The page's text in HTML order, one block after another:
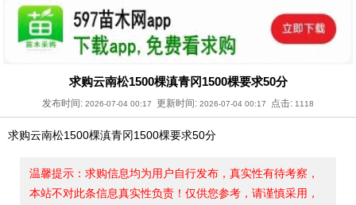
求购云南松1500棵滇青冈1500棵要求50分
发布时间: 2026-07-04 00:17 更新时间: 2026-07-04 00:17 点击: 1118
求购云南松1500棵滇青冈1500棵要求50分
温馨提示：求购信息均为用户自行发布，真实性有待考察，
本站不对此条信息真实性负责！仅供您参考，请谨慎采用，